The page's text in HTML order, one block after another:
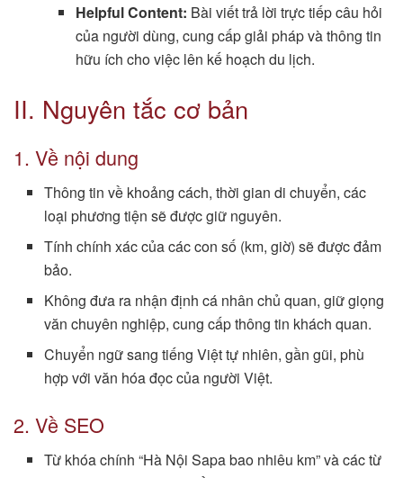
Helpful Content: Bài viết trả lời trực tiếp câu hỏi
của người dùng, cung cấp giải pháp và thông tin
hữu ích cho việc lên kế hoạch du lịch.
II. Nguyên tắc cơ bản
1. Về nội dung
Thông tin về khoảng cách, thời gian di chuyển, các
loại phương tiện sẽ được giữ nguyên.
Tính chính xác của các con số (km, giờ) sẽ được đảm
bảo.
Không đưa ra nhận định cá nhân chủ quan, giữ giọng
văn chuyên nghiệp, cung cấp thông tin khách quan.
Chuyển ngữ sang tiếng Việt tự nhiên, gần gũi, phù
hợp với văn hóa đọc của người Việt.
2. Về SEO
Từ khóa chính “Hà Nội Sapa bao nhiêu km” và các từ